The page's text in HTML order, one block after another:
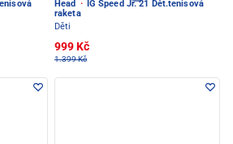
Head ·
IG Speed Jr. 21 Dět.tenisová
raketa
Děti
999 Kč
1.399 Kč